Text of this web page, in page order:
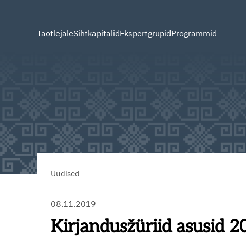
TaotlejaleSihtkapitalidEkspertgrupidProgrammid
Uudised
08.11.2019
Kirjandusžüriid asusid